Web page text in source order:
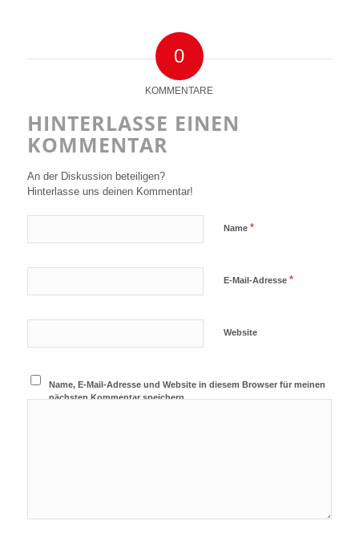
0
KOMMENTARE
HINTERLASSE EINEN
KOMMENTAR
An der Diskussion beteiligen?
Hinterlasse uns deinen Kommentar!
Name *
E-Mail-Adresse *
Website
Name, E-Mail-Adresse und Website in diesem Browser für meinen
nächsten Kommentar speichern.